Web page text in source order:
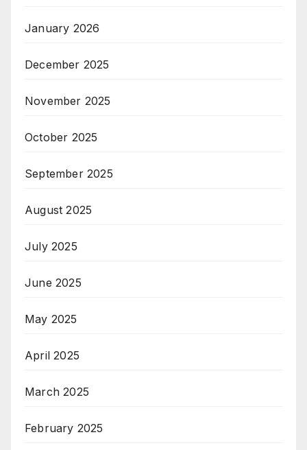
January 2026
December 2025
November 2025
October 2025
September 2025
August 2025
July 2025
June 2025
May 2025
April 2025
March 2025
February 2025